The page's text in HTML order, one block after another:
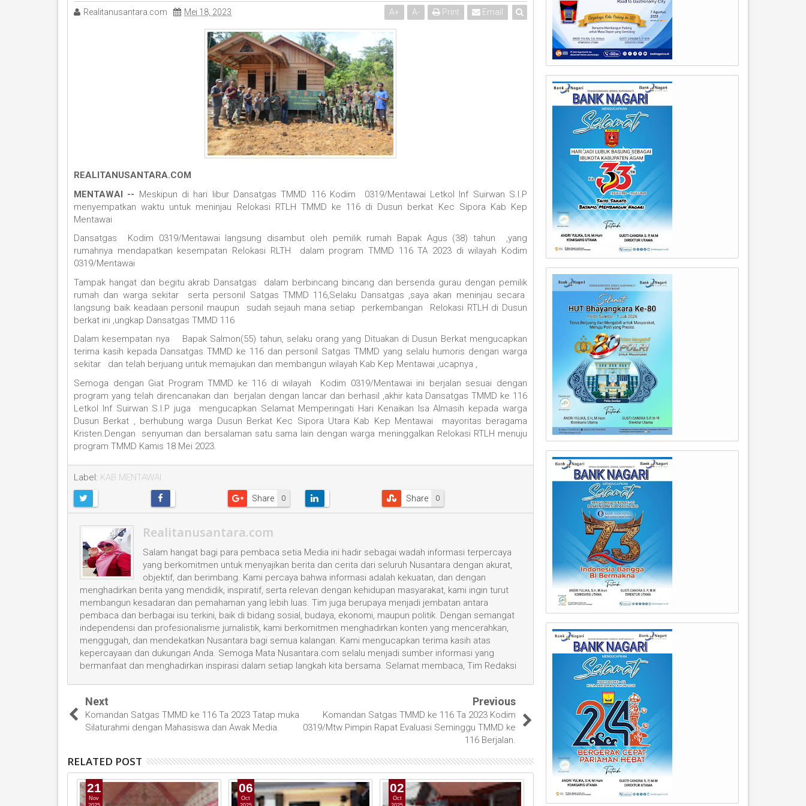
Realitanusantara.com Mei 18, 2023 A+ A- Print Email
REALITANUSANTARA.COM
MENTAWAI -- Meskipun di hari libur Dansatgas TMMD 116 Kodim 0319/Mentawai Letkol Inf Suirwan S.I.P
menyempatkan waktu untuk meninjau Relokasi RTLH TMMD ke 116 di Dusun berkat Kec Sipora Kab Kep
Mentawai
Dansatgas Kodim 0319/Mentawai langsung disambut oleh pemilik rumah Bapak Agus (38) tahun ,yang
rumahnya mendapatkan kesempatan Relokasi RLTH dalam program TMMD 116 TA 2023 di wilayah Kodim
0319/Mentawai
Tampak hangat dan begitu akrab Dansatgas dalam berbincang bincang dan bersenda gurau dengan pemilik
rumah dan warga sekitar serta personil Satgas TMMD 116,Selaku Dansatgas ,saya akan meninjau secara
langsung baik keadaan personil maupun sudah sejauh mana setiap perkembangan Relokasi RTLH di Dusun
berkat ini ,ungkap Dansatgas TMMD 116
Dalam kesempatan nya Bapak Salmon(55) tahun, selaku orang yang Dituakan di Dusun Berkat mengucapkan
terima kasih kepada Dansatgas TMMD ke 116 dan personil Satgas TMMD yang selalu humoris dengan warga
sekitar dan telah berjuang untuk memajukan dan membangun wilayah Kab Kep Mentawai ,ucapnya ,
Semoga dengan Giat Program TMMD ke 116 di wilayah Kodim 0319/Mentawai ini berjalan sesuai dengan
program yang telah direncanakan dan berjalan dengan lancar dan berhasil ,akhir kata Dansatgas TMMD ke 116
Letkol Inf Suirwan S.I.P juga mengucapkan Selamat Memperingati Hari Kenaikan Isa Almasih kepada warga
Dusun Berkat , berhubung warga Dusun Berkat Kec Sipora Utara Kab Kep Mentawai mayoritas beragama
Kristen.Dengan senyuman dan bersalaman satu sama lain dengan warga meninggalkan Relokasi RTLH menuju
program TMMD Kamis 18 Mei 2023.
Label: KAB.MENTAWAI
0
Share 0
Share
Realitanusantara.com
Salam hangat bagi para pembaca setia Media ini hadir sebagai wadah informasi terpercaya
yang berkomitmen untuk menyajikan berita dan cerita dari seluruh Nusantara dengan akurat,
objektif, dan berimbang. Kami percaya bahwa informasi adalah kekuatan, dan dengan
menghadirkan berita yang mendidik, inspiratif, serta relevan dengan kehidupan masyarakat, kami ingin turut
membangun kesadaran dan pemahaman yang lebih luas. Tim juga berupaya menjadi jembatan antara
pembaca dan berbagai isu terkini, baik di bidang sosial, budaya, ekonomi, maupun politik. Dengan semangat
independensi dan profesionalisme jurnalistik, kami berkomitmen menghadirkan konten yang mencerahkan,
menggugah, dan mendekatkan Nusantara bagi semua kalangan. Kami mengucapkan terima kasih atas
kepercayaan dan dukungan Anda. Semoga Mata Nusantara.com selalu menjadi sumber informasi yang
bermanfaat dan menghadirkan inspirasi dalam setiap langkah kita bersama. Selamat membaca, Tim Redaksi
Next
Komandan Satgas TMMD ke 116 Ta 2023 Tatap muka
Silaturahmi dengan Mahasiswa dan Awak Media.
Previous
Komandan Satgas TMMD ke 116 Ta 2023 Kodim
0319/Mtw Pimpin Rapat Evaluasi Seminggu TMMD ke
116 Berjalan.
RELATED POST
21
Nov
06
Oct
02
Oct